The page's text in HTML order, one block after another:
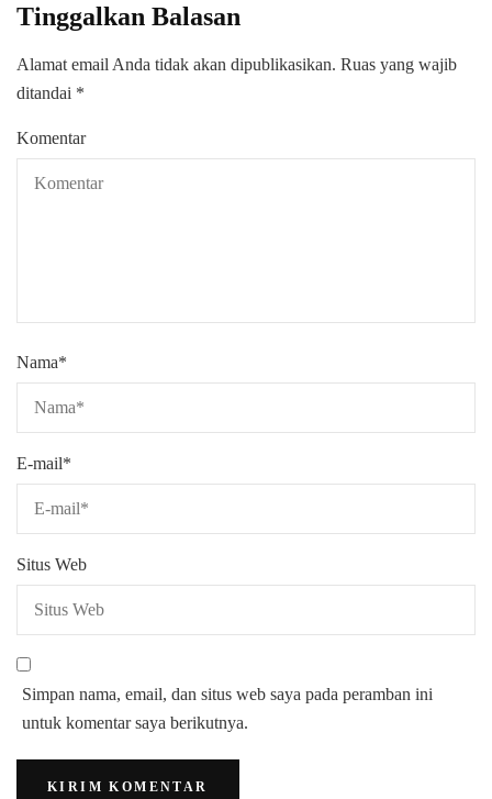
Tinggalkan Balasan
Alamat email Anda tidak akan dipublikasikan. Ruas yang wajib
ditandai *
Komentar
Nama*
E-mail*
Situs Web
Simpan nama, email, dan situs web saya pada peramban ini
untuk komentar saya berikutnya.